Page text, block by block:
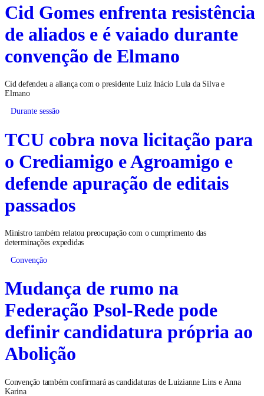
Cid Gomes enfrenta resistência
de aliados e é vaiado durante
convenção de Elmano
Cid defendeu a aliança com o presidente Luiz Inácio Lula da Silva e
Elmano
Durante sessão
TCU cobra nova licitação para
o Crediamigo e Agroamigo e
defende apuração de editais
passados
Ministro também relatou preocupação com o cumprimento das
determinações expedidas
Convenção
Mudança de rumo na
Federação Psol-Rede pode
definir candidatura própria ao
Abolição
Convenção também confirmará as candidaturas de Luizianne Lins e Anna
Karina